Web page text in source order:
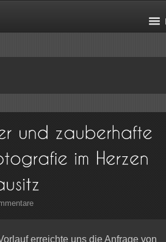
erreichte uns die Anfrage von